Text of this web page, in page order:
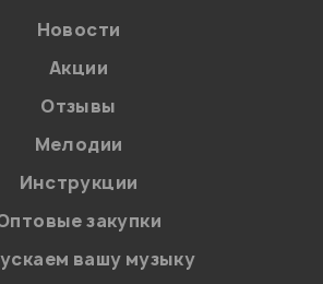
на обработку персональных данных в
Политикой в отношении обработки
число:
Новости
Акции
Отзывы
Мелодии
Инструкции
закупки
вашу музыку